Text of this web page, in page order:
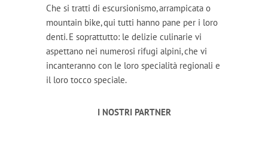
Che si tratti di escursionismo, arrampicata o
mountain bike, qui tutti hanno pane per i loro
denti. E soprattutto: le delizie culinarie vi
aspettano nei numerosi rifugi alpini, che vi
incanteranno con le loro specialità regionali e
il loro tocco speciale.
I NOSTRI PARTNER